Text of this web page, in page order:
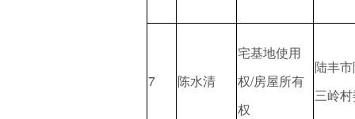
7 陈水清
宅基地使用
权/房屋所有
权
陆丰
三岭